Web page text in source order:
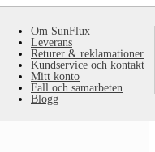
Om SunFlux
Leverans
Returer & reklamationer
Kundservice och kontakt
Mitt konto
Fall och samarbeten
Blogg